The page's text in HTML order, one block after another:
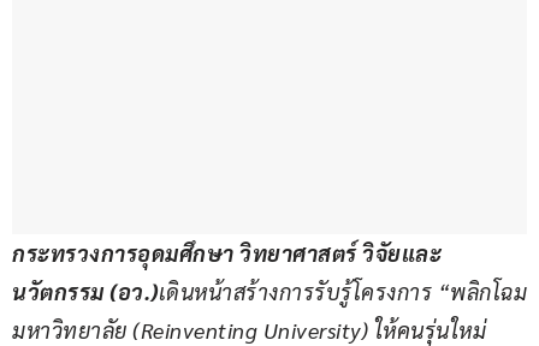
กระทรวงการอุดมศึกษา วิทยาศาสตร์ วิจัยและ
นวัตกรรม (อว.)เดินหน้าสร้างการรับรู้โครงการ “พลิกโฉม
มหาวิทยาลัย (Reinventing University) ให้คนรุ่นใหม่